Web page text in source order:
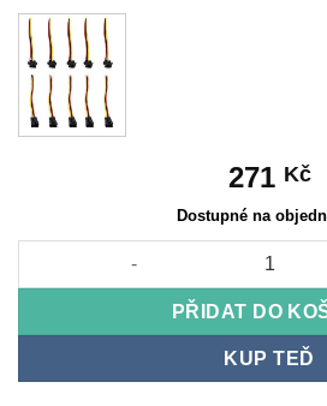
271 Kč
Dostupné na
Kabelový konektor 22AWG SM 3
PŘIDAT DO
KUP TEĎ